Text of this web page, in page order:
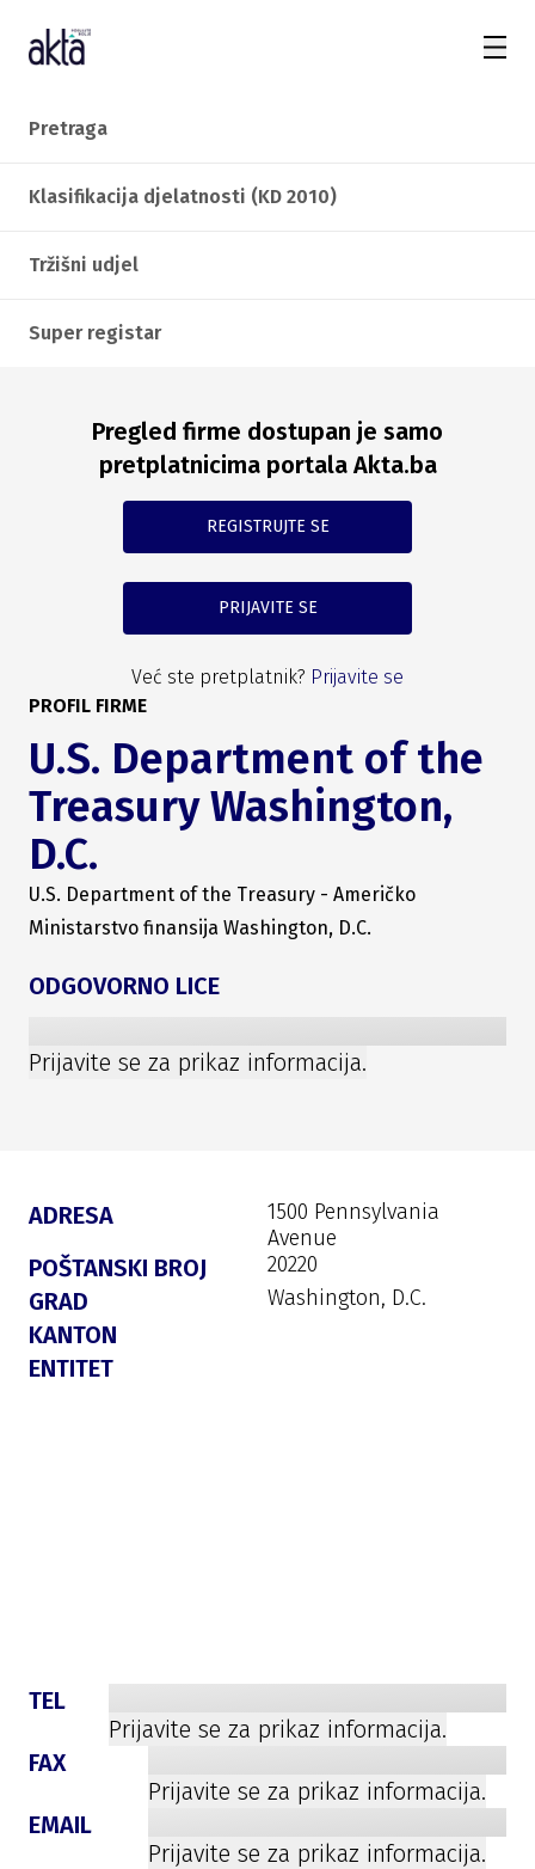
Pretraga
Klasifikacija djelatnosti (KD 2010)
Tržišni udjel
Super registar
Pregled firme dostupan je samo
pretplatnicima portala Akta.ba
REGISTRUJTE SE
PRIJAVITE SE
Već ste pretplatnik? Prijavite se
PROFIL FIRME
U.S. Department of the
Treasury Washington,
D.C.
U.S. Department of the Treasury - Američko
Ministarstvo finansija Washington, D.C.
ODGOVORNO LICE
Prijavite se za prikaz informacija.
ADRESA
1500 Pennsylvania
Avenue
POŠTANSKI BROJ 20220
GRAD Washington, D.C.
KANTON
ENTITET
TEL
Prijavite se za prikaz informacija.
FAX
Prijavite se za prikaz informacija.
EMAIL
Prijavite se za prikaz informacija.